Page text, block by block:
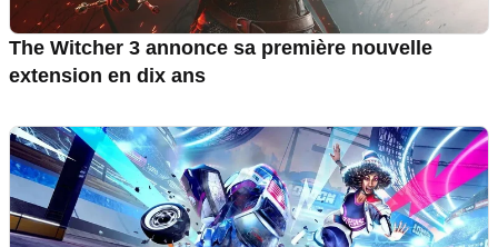
The Witcher 3 annonce sa première nouvelle
extension en dix ans